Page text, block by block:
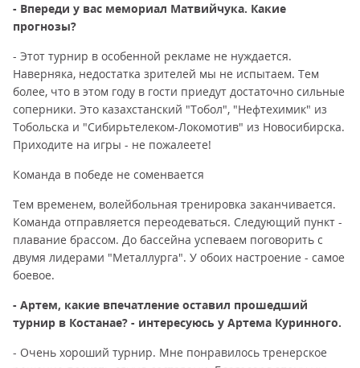
- Впереди у вас мемориал Матвийчука. Какие
прогнозы?
- Этот турнир в особенной рекламе не нуждается.
Наверняка, недостатка зрителей мы не испытаем. Тем
более, что в этом году в гости приедут достаточно сильные
соперники. Это казахстанский "Тобол", "Нефтехимик" из
Тобольска и "Сибирьтелеком-Локомотив" из Новосибирска.
Приходите на игры - не пожалеете!
Команда в победе не соменвается
Тем временем, волейбольная тренировка заканчивается.
Команда отправляется переодеваться. Следующий пункт -
плавание брассом. До бассейна успеваем поговорить с
двумя лидерами "Металлурга". У обоих настроение - самое
боевое.
- Артем, какие впечатление оставил прошедший
турнир в Костанае? - интересуюсь у Артема Куринного.
- Очень хороший турнир. Мне понравилось тренерское